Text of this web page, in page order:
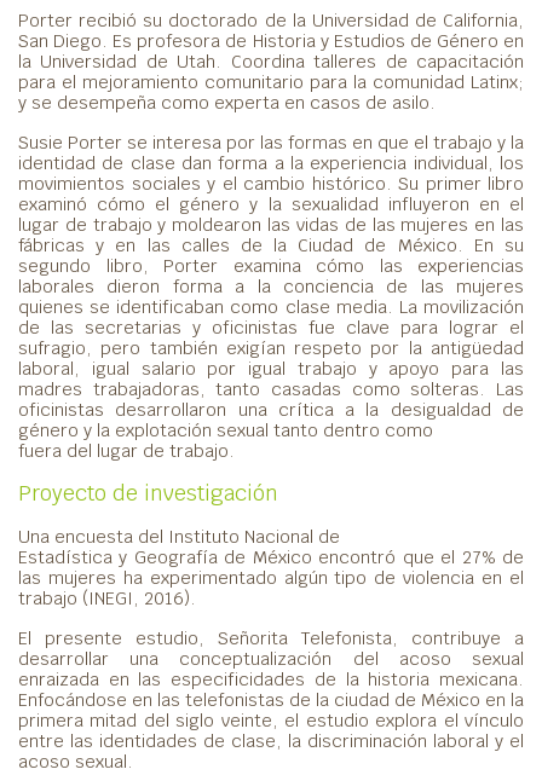
Porter recibió su doctorado de la Universidad de California,
San Diego. Es profesora de Historia y Estudios de Género en
la Universidad de Utah. Coordina talleres de capacitación
para el mejoramiento comunitario para la comunidad Latinx;
y se desempeña como experta en casos de asilo.
Susie Porter se interesa por las formas en que el trabajo y la
identidad de clase dan forma a la experiencia individual, los
movimientos sociales y el cambio histórico. Su primer libro
examinó cómo el género y la sexualidad influyeron en el
lugar de trabajo y moldearon las vidas de las mujeres en las
fábricas y en las calles de la Ciudad de México. En su
segundo libro, Porter examina cómo las experiencias
laborales dieron forma a la conciencia de las mujeres
quienes se identificaban como clase media. La movilización
de las secretarias y oficinistas fue clave para lograr el
sufragio, pero también exigían respeto por la antigüedad
laboral, igual salario por igual trabajo y apoyo para las
madres trabajadoras, tanto casadas como solteras. Las
oficinistas desarrollaron una crítica a la desigualdad de
género y la explotación sexual tanto dentro como
fuera del lugar de trabajo.
Proyecto de investigación
Una encuesta del Instituto Nacional de
Estadística y Geografía de México encontró que el 27% de
las mujeres ha experimentado algún tipo de violencia en el
trabajo (INEGI, 2016).
El presente estudio, Señorita Telefonista, contribuye a
desarrollar una conceptualización del acoso sexual
enraizada en las especificidades de la historia mexicana.
Enfocándose en las telefonistas de la ciudad de México en la
primera mitad del siglo veinte, el estudio explora el vínculo
entre las identidades de clase, la discriminación laboral y el
acoso sexual.